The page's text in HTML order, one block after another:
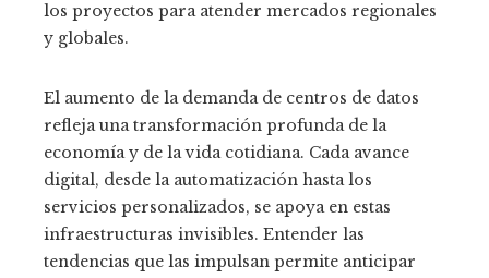
los proyectos para atender mercados regionales
y globales.
El aumento de la demanda de centros de datos
refleja una transformación profunda de la
economía y de la vida cotidiana. Cada avance
digital, desde la automatización hasta los
servicios personalizados, se apoya en estas
infraestructuras invisibles. Entender las
tendencias que las impulsan permite anticipar